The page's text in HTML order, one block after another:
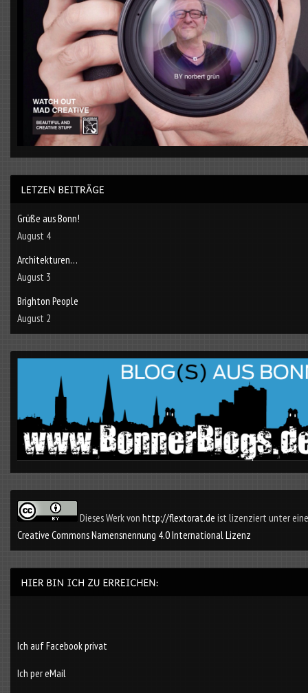
Grüße aus Bonn!
August 4
Architekturen…
August 3
Brighton People
August 2
Dieses Werk von http://flextorat.de ist lizenziert unter
Creative Commons Namensnennung 4.0 International Lizenz
Ich auf Facebook privat
Ich per eMail